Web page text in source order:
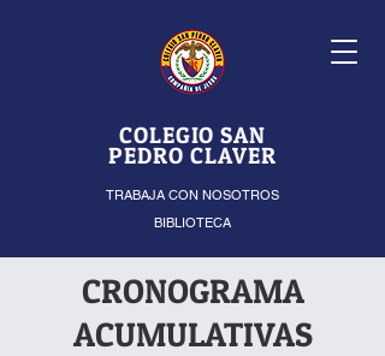
COLEGIO SAN
PEDRO CLAVER
TRABAJA CON NOSOTROS
BIBLIOTECA
CRONOGRAMA
ACUMULATIVAS